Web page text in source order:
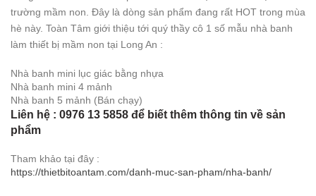
trường mầm non. Đây là dòng sản phẩm đang rất HOT trong mùa
hè này. Toàn Tâm giới thiệu tới quý thầy cô 1 số mẫu nhà banh
làm thiết bị mầm non tại Long An :
Nhà banh mini lục giác bằng nhựa
Nhà banh mini 4 mảnh
Nhà banh 5 mảnh (Bán chạy)
Liên hệ : 0976 13 5858 để biết thêm thông tin về sản
phẩm
Tham khảo tại đây :
https://thietbitoantam.com/danh-muc-san-pham/nha-banh/